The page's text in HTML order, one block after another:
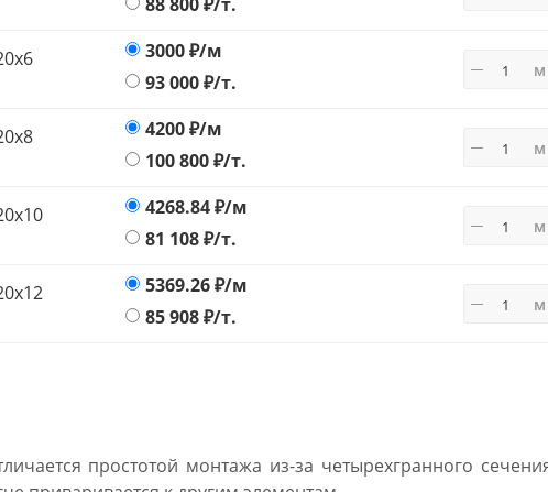
3000₽/м
93 000₽/т.
м
4200₽/м
100 800₽/т.
м
4268.84₽/м
81 108₽/т.
м
5369.26₽/м
85 908₽/т.
м
простотой монтажа из-за четырехгранного